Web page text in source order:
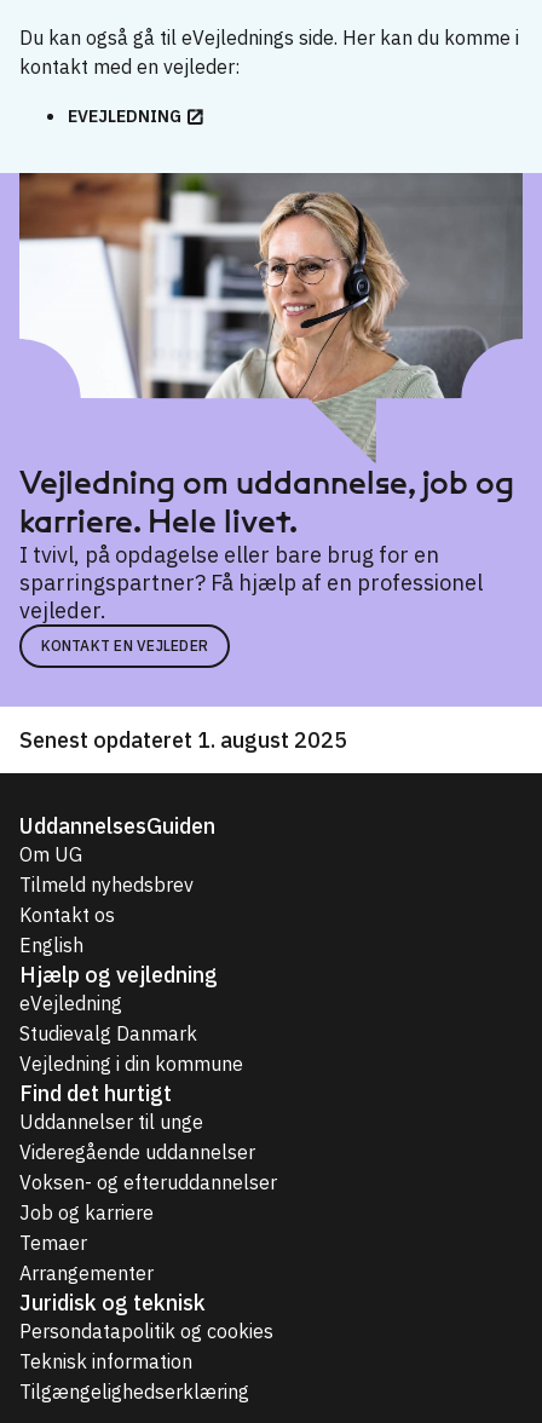
Du kan også gå til eVejlednings side. Her kan du komme i
kontakt med en vejleder:
EVEJLEDNING
Vejledning om uddannelse, job og
karriere. Hele livet.
I tvivl, på opdagelse eller bare brug for en
sparringspartner? Få hjælp af en professionel
vejleder.
KONTAKT EN VEJLEDER
Senest opdateret 1. august 2025
UddannelsesGuiden
Om UG
Tilmeld nyhedsbrev
Kontakt os
English
Hjælp og vejledning
eVejledning
Studievalg Danmark
Vejledning i din kommune
Find det hurtigt
Uddannelser til unge
Videregående uddannelser
Voksen- og efteruddannelser
Job og karriere
Temaer
Arrangementer
Juridisk og teknisk
Persondatapolitik og cookies
Teknisk information
Tilgængelighedserklæring